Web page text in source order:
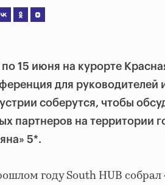
по 15 июня на курорте
для руководителей
соберутся, чтобы
партнеров на территории
5*.
году South HUB